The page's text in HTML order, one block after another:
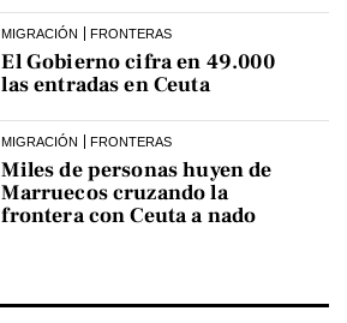
MIGRACIÓN FRONTERAS
El Gobierno cifra en 49.000
las entradas en Ceuta
MIGRACIÓN FRONTERAS
Miles de personas huyen de
Marruecos cruzando la
frontera con Ceuta a nado